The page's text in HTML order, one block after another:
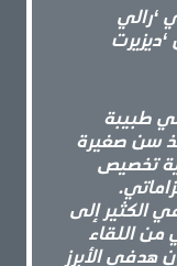
‘رالي
طبيبة
سن صغيرة
تخصيص
الكثير إلى
من اللقاء
هدفي الأبرز